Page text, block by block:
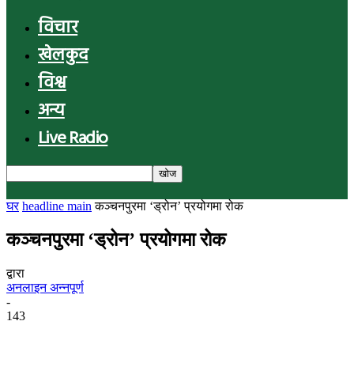
विचार
खेलकुद
विश्व
अन्य
Live Radio
घर headline main कञ्चनपुरमा ‘ड्रोन’ प्रयोगमा रोक
कञ्चनपुरमा ‘ड्रोन’ प्रयोगमा रोक
द्वारा
अनलाइन अन्नपूर्ण
-
143